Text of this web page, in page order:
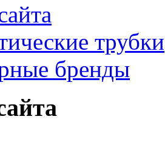
трубки
бренды